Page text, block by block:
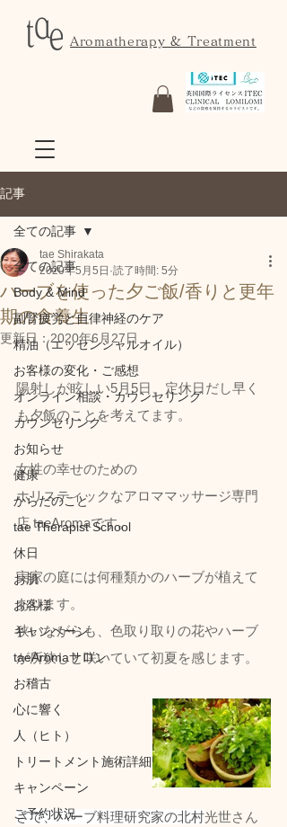
Aromatherapy & Treatment
記事
全ての記事
Body & Mind
副腎疲労と自律神経のケア
精油（エッセンシャルオイル）
お客様の変化・ご感想
オンライン相談・カウンセリング
カウンセリング
お知らせ
健康
からだのこと
tae Therapist School
休日
お肌
お客様
キャンペーン
taeAromaサロン
お稽古
心に響く
人（ヒト）
トリートメント施術詳細
キャンペーン
ご予約状況
全ての記事
ハーブを使った夕ご飯/香りと更年
期の食養生
tae Shirakata
2020年5月5日 読了時間: 5分
更新日：2020年6月27日
陽射しが眩しい5月5日、定休日だし早く
も夕飯のことを考えてます。
女性の幸せのための
ホリスティックなアロママッサージ専門
店 taeAromaです。
実家の庭には何種類かのハーブが植えて
あります。
狭いながらも、色取り取りの花やハーブ
が所狭しと咲いていて初夏を感じます。
さて、ハーブ料理研究家の北村光世さん